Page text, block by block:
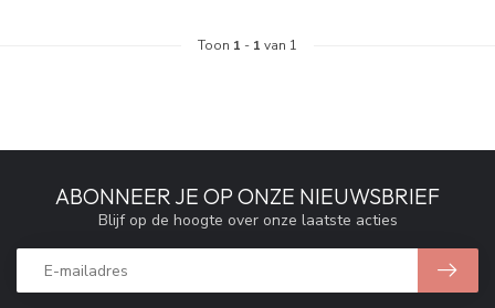
Toon 1 - 1 van 1
ABONNEER JE OP ONZE NIEUWSBRIEF
Blijf op de hoogte over onze laatste acties